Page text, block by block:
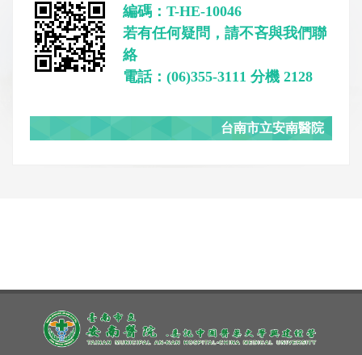
編碼：T-HE-10046
若有任何疑問，請不吝與我們聯
絡
電話：(06)355-3111 分機 2128
台南市立安南醫院